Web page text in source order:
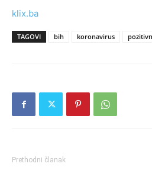
klix.ba
TAGOVI bih koronavirus
Prethodni članak